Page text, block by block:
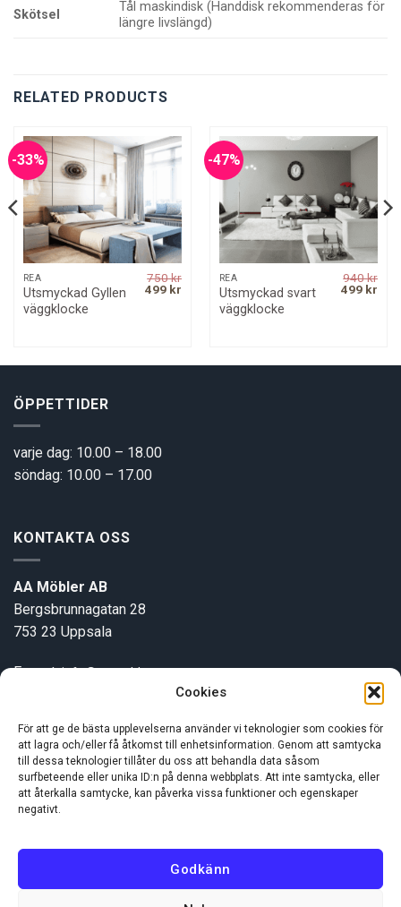
Cookies
För att ge de bästa upplevelserna använder vi teknologier som cookies för
att lagra och/eller få åtkomst till enhetsinformation. Genom att samtycka
till dessa teknologier tillåter du oss att behandla data såsom
surfbeteende eller unika ID:n på denna webbplats. Att inte samtycka, eller
att återkalla samtycke, kan påverka vissa funktioner och egenskaper
negativt.
Godkänn
Skötsel
Tål maskindisk (Handdisk rekommenderas för
längre livslängd)
RELATED PRODUCTS
-33%
REA
Utsmyckad Gyllen
väggklocke
750kr
Original
499 kr Current
-47%
REA
Utsmyckad svart
väggklocke
940kr
Original
499 kr
ÖPPETTIDER
varje dag: 10.00 – 18.00
söndag: 10.00 – 17.00
KONTAKTA OSS
AA Möbler AB
Bergsbrunnagatan 28
753 23 Uppsala
E-post:info@aamobler.se
INFORMATION
Om oss